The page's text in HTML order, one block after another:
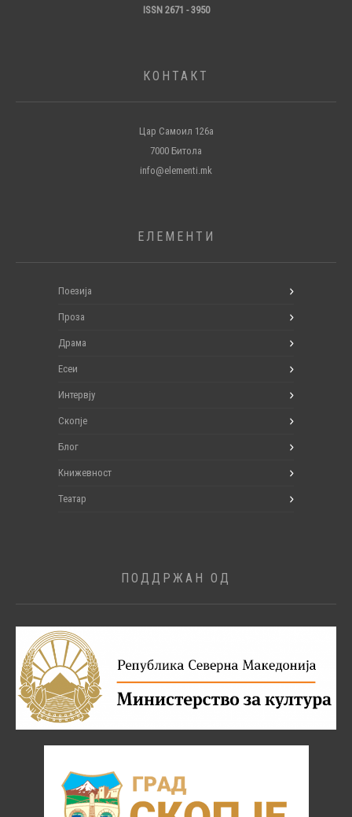
ISSN 2671 - 3950
КОНТАКТ
Цар Самоил 126а
7000 Битола
info@elementi.mk
ЕЛЕМЕНТИ
Поезија
Проза
Драма
Есеи
Интервју
Скопје
Блог
Книжевност
Театар
ПОДДРЖАН ОД